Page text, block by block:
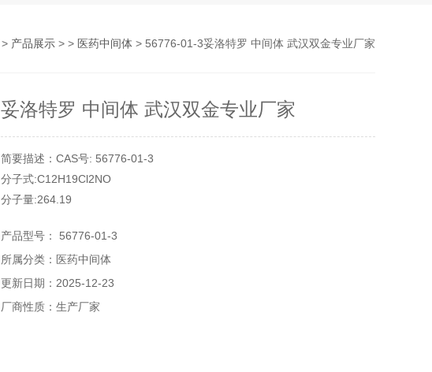
> 产品展示 > > 医药中间体 > 56776-01-3妥洛特罗 中间体 武汉双金专业厂家
妥洛特罗 中间体 武汉双金专业厂家
简要描述：CAS号: 56776-01-3
分子式:C12H19Cl2NO
分子量:264.19
级别： 医药级
含量： 98.5%
外观：白色粉状
包装：1KG/铝箔袋
产品型号： 56776-01-3
所属分类：医药中间体
更新日期：2025-12-23
厂商性质：生产厂家